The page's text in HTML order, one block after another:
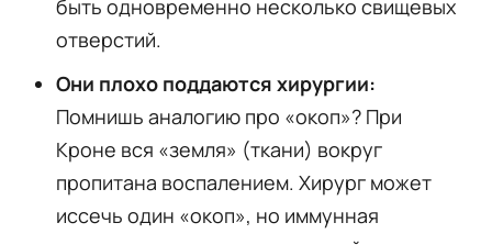
быть одновременно несколько свищевых
отверстий.
Они плохо поддаются хирургии:
Помнишь аналогию про «окоп»? При
Кроне вся «земля» (ткани) вокруг
пропитана воспалением. Хирург может
иссечь один «окоп», но иммунная